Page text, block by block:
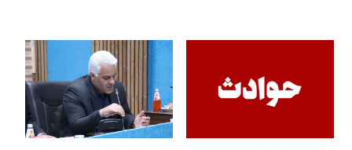
26 Esfand 1404 - 20:56